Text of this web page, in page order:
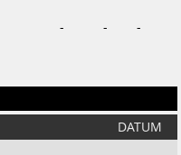
- - -
DATUM